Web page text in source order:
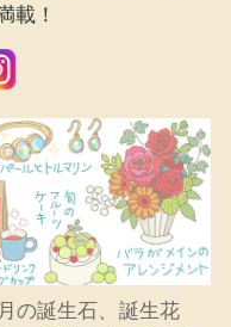
載！
の誕生石、誕生花